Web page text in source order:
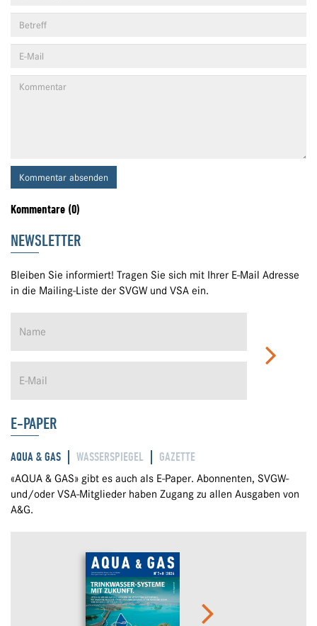
Kommentar absenden
Kommentare (0)
NEWSLETTER
Bleiben Sie informiert! Tragen Sie sich mit Ihrer E-Mail Adresse
in die Mailing-Liste der SVGW und VSA ein.
E-PAPER
AQUA & GAS WASSERSPIEGEL GAZETTE
«AQUA & GAS» gibt es auch als E-Paper. Abonnenten, SVGW-
und/oder VSA-Mitglieder haben Zugang zu allen Ausgaben von
A&G.